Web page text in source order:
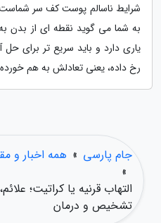
شرایط ناسالم پوست کف سر شماست.
به شما می گوید نقطه ای از بدن
یاری دارد و باید سریع تر برای
رخ داده، یعنی تعادلش به هم
جام پارسی » همه اخبار و
»
التهاب قرنیه یا کراتیت؛
تشخیص و درمان